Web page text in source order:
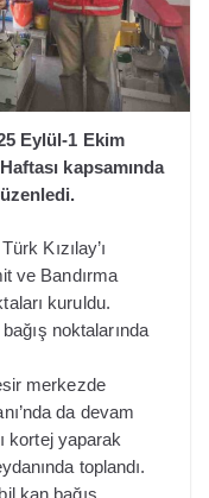
Eylül-1 Ekim
kapsamında
Kızılay’ı
ve Bandırma
kuruldu.
noktalarında
merkezde
da devam
kortej yaparak
toplandı.
kan bağış